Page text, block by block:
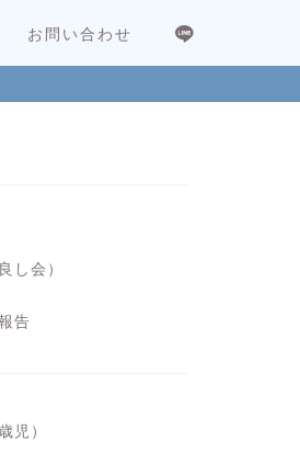
お問い合わせ
し会）
告
児）